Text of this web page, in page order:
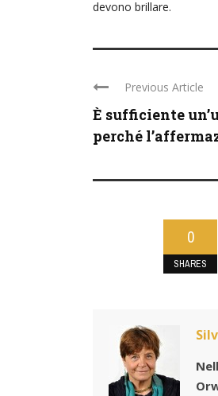
devono brillare.
Previous Article
È sufficiente
perché
0
SHARES